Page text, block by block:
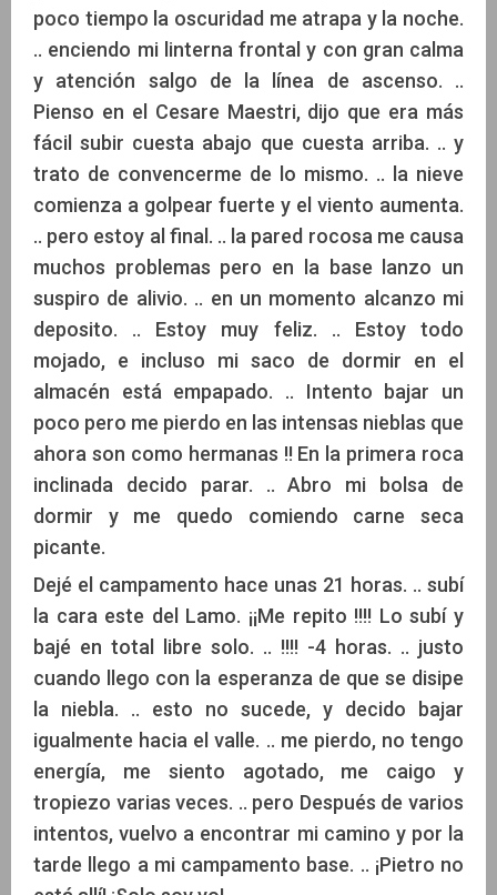
poco tiempo la oscuridad me atrapa y la noche.
.. enciendo mi linterna frontal y con gran calma
y atención salgo de la línea de ascenso. ..
Pienso en el Cesare Maestri, dijo que era más
fácil subir cuesta abajo que cuesta arriba. .. y
trato de convencerme de lo mismo. .. la nieve
comienza a golpear fuerte y el viento aumenta.
.. pero estoy al final. .. la pared rocosa me causa
muchos problemas pero en la base lanzo un
suspiro de alivio. .. en un momento alcanzo mi
deposito. .. Estoy muy feliz. .. Estoy todo
mojado, e incluso mi saco de dormir en el
almacén está empapado. .. Intento bajar un
poco pero me pierdo en las intensas nieblas que
ahora son como hermanas !! En la primera roca
inclinada decido parar. .. Abro mi bolsa de
dormir y me quedo comiendo carne seca
picante.
Dejé el campamento hace unas 21 horas. .. subí
la cara este del Lamo. ¡¡Me repito !!!! Lo subí y
bajé en total libre solo. .. !!!! -4 horas. .. justo
cuando llego con la esperanza de que se disipe
la niebla. .. esto no sucede, y decido bajar
igualmente hacia el valle. .. me pierdo, no tengo
energía, me siento agotado, me caigo y
tropiezo varias veces. .. pero Después de varios
intentos, vuelvo a encontrar mi camino y por la
tarde llego a mi campamento base. .. ¡Pietro no